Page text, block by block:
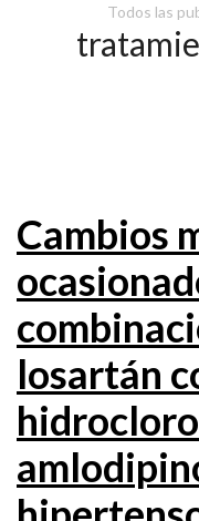
Todos las
Cambios
losartán